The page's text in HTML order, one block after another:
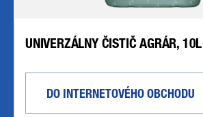
UNIVERZÁLNY ČISTIČ AGRÁR, 10L
DO INTERNETOVÉHO OBCHODU